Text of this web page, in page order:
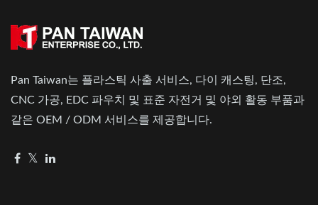
Pan Taiwan는 플라스틱 사출 서비스, 다이 캐스팅, 단조,
CNC 가공, EDC 파우치 및 표준 자전거 및 야외 활동 부품과
같은 OEM / ODM 서비스를 제공합니다.